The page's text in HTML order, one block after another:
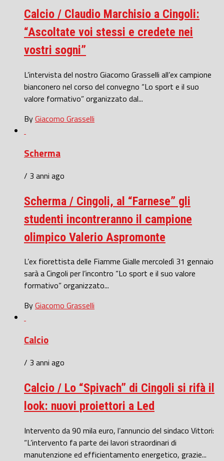
Calcio / Claudio Marchisio a Cingoli:
“Ascoltate voi stessi e credete nei
vostri sogni”
L’intervista del nostro Giacomo Grasselli all’ex campione
bianconero nel corso del convegno “Lo sport e il suo
valore formativo” organizzato dal...
ByGiacomo Grasselli
Scherma
/ 3 anni ago
Scherma / Cingoli, al “Farnese” gli
studenti incontreranno il campione
olimpico Valerio Aspromonte
L’ex fiorettista delle Fiamme Gialle mercoledì 31 gennaio
sarà a Cingoli per l’incontro “Lo sport e il suo valore
formativo” organizzato...
ByGiacomo Grasselli
Calcio
/ 3 anni ago
Calcio / Lo “Spivach” di Cingoli si rifà il
look: nuovi proiettori a Led
Intervento da 90 mila euro, l’annuncio del sindaco Vittori:
“L’intervento fa parte dei lavori straordinari di
manutenzione ed efficientamento energetico, grazie...